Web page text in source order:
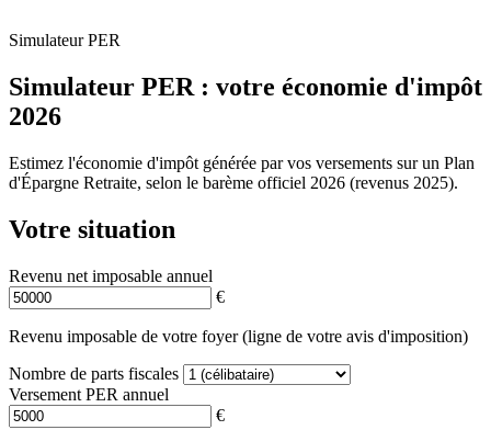
Simulateur PER
Simulateur PER : votre économie d'impôt
2026
Estimez l'économie d'impôt générée par vos versements sur un Plan
d'Épargne Retraite, selon le barème officiel 2026 (revenus 2025).
Votre situation
Revenu net imposable annuel
€
Revenu imposable de votre foyer (ligne de votre avis d'imposition)
Nombre de parts fiscales
Versement PER annuel
€